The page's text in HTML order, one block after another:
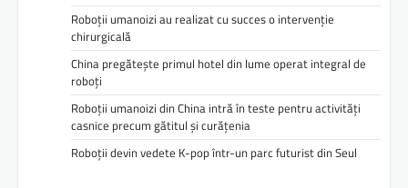
Roboții umanoizi au realizat cu succes o intervenție
chirurgicală
China pregătește primul hotel din lume operat integral de
roboți
Roboții umanoizi din China intră în teste pentru activități
casnice precum gătitul și curățenia
Roboții devin vedete K-pop într-un parc futurist din Seul